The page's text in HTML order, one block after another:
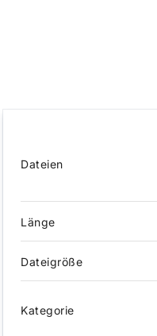
Dateien
Länge
Dateigröße
Kategorie